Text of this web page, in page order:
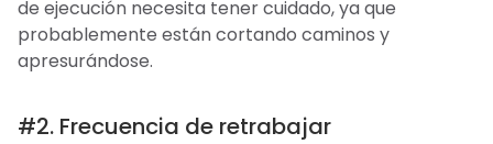
de ejecución necesita tener cuidado, ya que
probablemente están cortando caminos y
apresurándose.
#2. Frecuencia de retrabajar